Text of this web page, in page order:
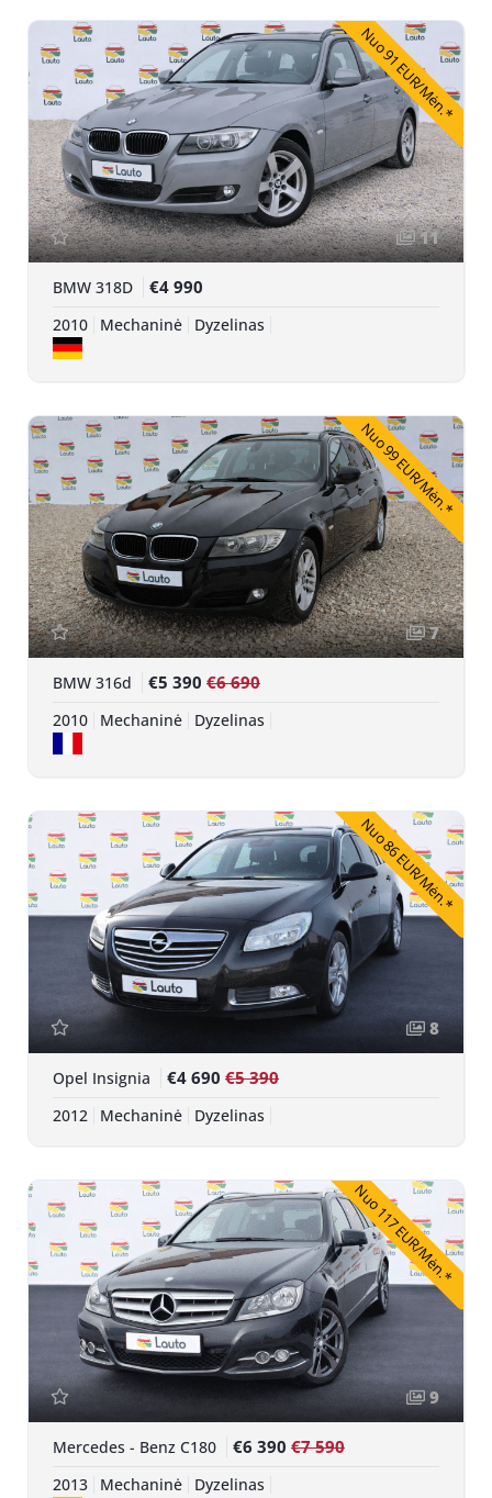
Nuo 91 EUR/Mėn.*
11
BMW 318D €4 990
2010 Mechaninė Dyzelinas
Nuo 99 EUR/Mėn.*
7
BMW 316d €5 390 €6 690
2010 Mechaninė Dyzelinas
Nuo 86 EUR/Mėn.*
8
Opel Insignia €4 690 €5 390
2012 Mechaninė Dyzelinas
Nuo 117 EUR/Mėn.*
9
Mercedes - Benz C180 €6 390 €7 590
2013 Mechaninė Dyzelinas